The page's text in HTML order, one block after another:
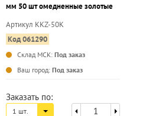
мм 50 шт омедненные золотые
Артикул KKZ-50K
Код 061290
Склад МСК: Под заказ
Ваш город: Под заказ
Заказать по:
1 шт.